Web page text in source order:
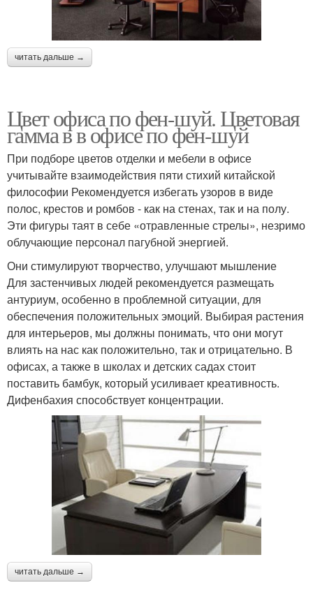
читать дальше →
Цвет офиса по фен-шуй. Цветовая
гамма в в офисе по фен-шуй
При подборе цветов отделки и мебели в офисе
учитывайте взаимодействия пяти стихий китайской
философии Рекомендуется избегать узоров в виде
полос, крестов и ромбов - как на стенах, так и на полу.
Эти фигуры таят в себе «отравленные стрелы», незримо
облучающие персонал пагубной энергией.
Они стимулируют творчество, улучшают мышление
Для застенчивых людей рекомендуется размещать
антуриум, особенно в проблемной ситуации, для
обеспечения положительных эмоций. Выбирая растения
для интерьеров, мы должны понимать, что они могут
влиять на нас как положительно, так и отрицательно. В
офисах, а также в школах и детских садах стоит
поставить бамбук, который усиливает креативность.
Дифенбахия способствует концентрации.
читать дальше →